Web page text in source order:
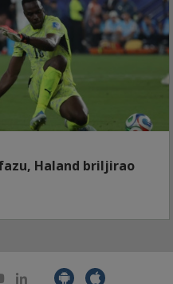
Haland briljirao